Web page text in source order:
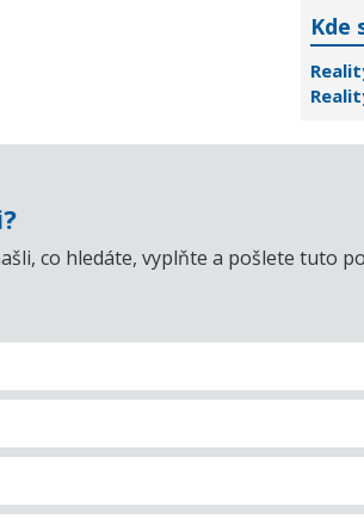
Kde
co hledáte, vyplňte a pošlete tuto